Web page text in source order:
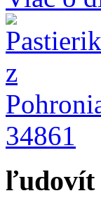
34861
ľudovít